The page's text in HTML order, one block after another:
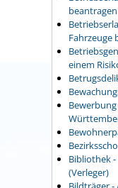
beantragen
Fahrzeuge
einem
Bibliothek
(Verleger)